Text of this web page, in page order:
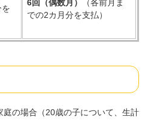
を
6回（偶数月）
（各前月ま
での2カ月分を支払）
の場合（20歳の子について、生計